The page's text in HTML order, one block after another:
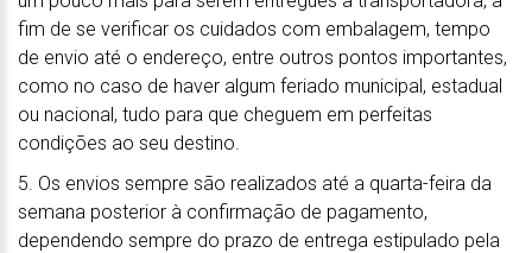
fim de se verificar os cuidados com embalagem, tempo
de envio até o endereço, entre outros pontos importantes,
como no caso de haver algum feriado municipal, estadual
ou nacional, tudo para que cheguem em perfeitas
condições ao seu destino.
5. Os envios sempre são realizados até a quarta-feira da
semana posterior à confirmação de pagamento,
dependendo sempre do prazo de entrega estipulado pela